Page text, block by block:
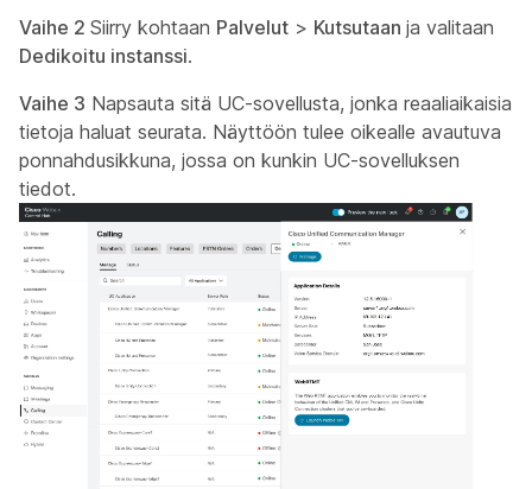
Vaihe 2 Siirry kohtaan Palvelut > Kutsutaan ja valitaan
Dedikoitu instanssi.
Vaihe 3 Napsauta sitä UC-sovellusta, jonka reaaliaikaisia
tietoja haluat seurata. Näyttöön tulee oikealle avautuva
ponnahdusikkuna, jossa on kunkin UC-sovelluksen
tiedot.